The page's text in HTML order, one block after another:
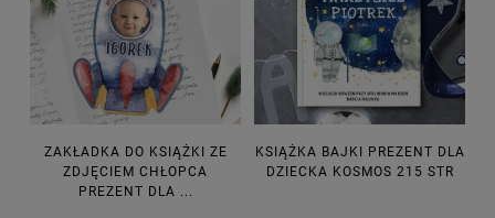
ZAKŁADKA DO KSIĄŻKI ZE
ZDJĘCIEM CHŁOPCA
PREZENT DLA ...
KSIĄŻKA BAJKI PREZENT DLA
DZIECKA KOSMOS 215 STR